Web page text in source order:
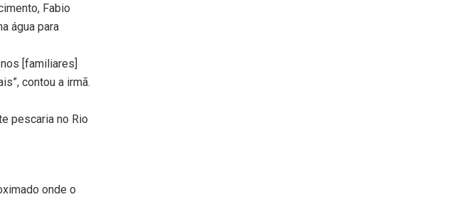
Fabio
água para
[familiares]
contou a irmã.
pescaria no Rio
onde o